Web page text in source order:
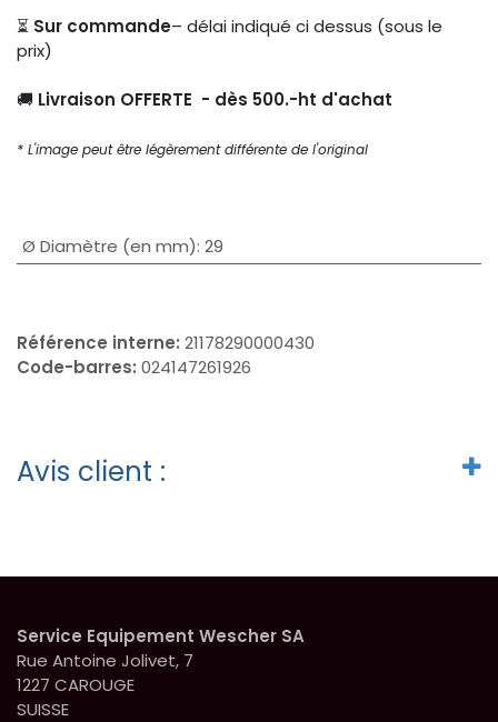
⏳ Sur commande– délai indiqué ci dessus (sous le
prix)
🚚 Livraison OFFERTE - dès 500.-ht d'achat
* L'image peut être légèrement différente de l'original
Ø Diamètre (en mm): 29
Référence interne: 21178290000430
Code-barres: 024147261926
Avis client :
Service Equipement Wescher SA
Rue Antoine Jolivet, 7
1227 CAROUGE
SUISSE